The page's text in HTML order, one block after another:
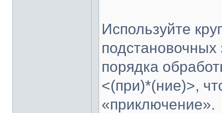
Используйте
подстановочных
порядка
<(при)*(ние)>,
«приключение».